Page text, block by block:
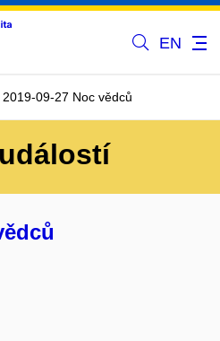
EN
2019-09-27 Noc vědců